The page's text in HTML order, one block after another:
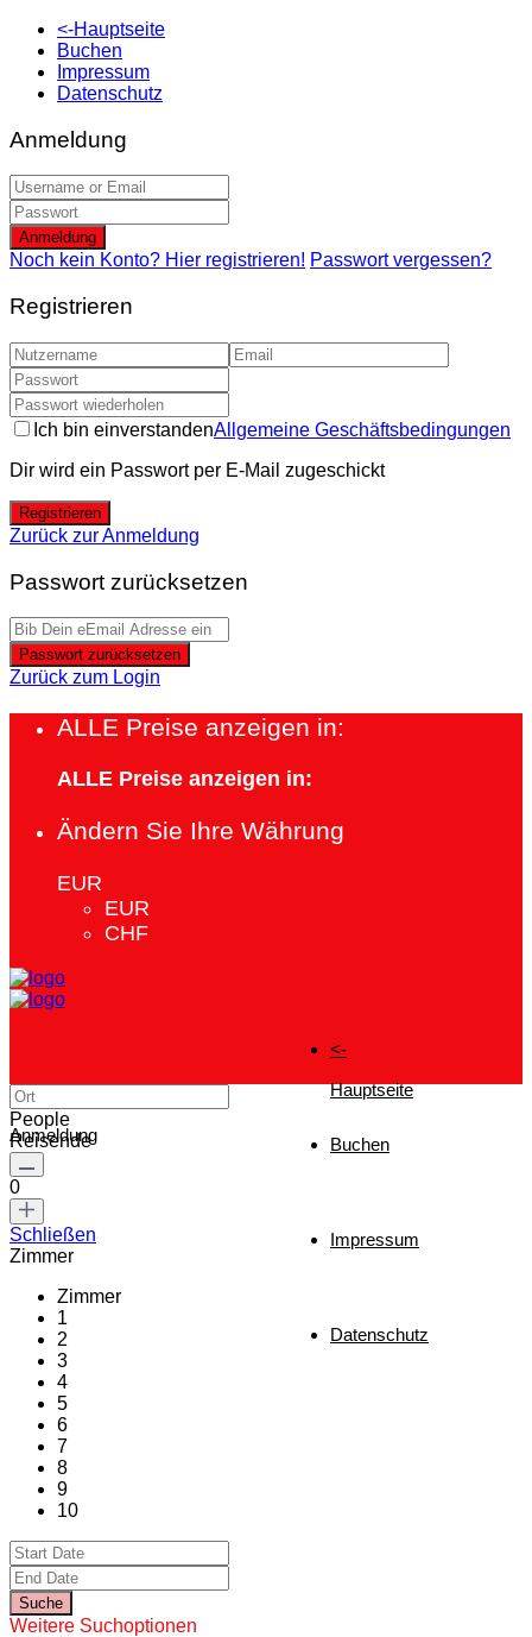
<-Hauptseite
Buchen
Impressum
Datenschutz
Anmeldung
Anmeldung
Noch kein Konto? Hier registrieren! Passwort vergessen?
Registrieren
Ich bin einverstandenAllgemeine Geschäftsbedingungen
Dir wird ein Passwort per E-Mail zugeschickt
Registrieren
Zurück zur Anmeldung
Passwort zurücksetzen
Passwort zurücksetzen
Zurück zum Login
ALLE Preise anzeigen in:
ALLE Preise anzeigen in:
Ändern Sie Ihre Währung
EUR
EUR
CHF
<-
Hauptseite
Buchen
Impressum
Datenschutz
Anmeldung
People
Reisende
0
Schließen
Zimmer
Zimmer
1
2
3
4
5
6
7
8
9
10
Weitere Suchoptionen